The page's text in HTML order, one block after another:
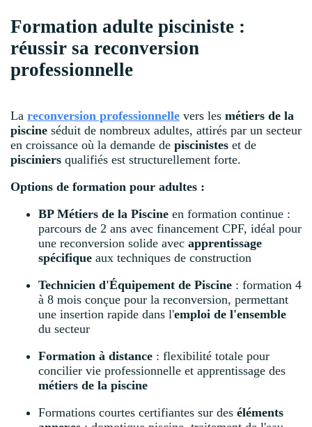
Formation adulte pisciniste :
réussir sa reconversion
professionnelle
La reconversion professionnelle vers les métiers de la
piscine séduit de nombreux adultes, attirés par un secteur
en croissance où la demande de piscinistes et de
pisciniers qualifiés est structurellement forte.
Options de formation pour adultes :
BP Métiers de la Piscine en formation continue :
parcours de 2 ans avec financement CPF, idéal pour
une reconversion solide avec apprentissage
spécifique aux techniques de construction
Technicien d'Équipement de Piscine : formation 4
à 8 mois conçue pour la reconversion, permettant
une insertion rapide dans l'emploi de l'ensemble
du secteur
Formation à distance : flexibilité totale pour
concilier vie professionnelle et apprentissage des
métiers de la piscine
Formations courtes certifiantes sur des éléments